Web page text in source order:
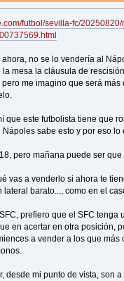
futbol/sevilla-fc/
no se lo vendería al
mesa la cláusula de
me imagino que será más
que este futbolista tiene que
Nápoles sabe esto y por eso lo
pero mañana puede ser
vas a venderlo si ahora te
barato..., como en el
prefiero que el SFC tenga
en acertar en otra posición,
a vender a los que más
desde mi punto de vista, son